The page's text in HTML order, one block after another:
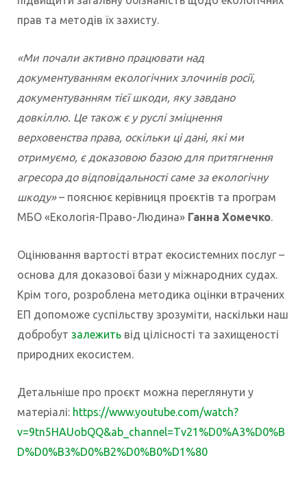
прав та методів їх захисту.
«Ми почали активно працювати над
документуванням екологічних злочинів росії,
документуванням тієї шкоди, яку завдано
довкіллю. Це також є у руслі зміцнення
верховенства права, оскільки ці дані, які ми
отримуємо, є доказовою базою для притягнення
агресора до відповідальності саме за екологічну
шкоду»– пояснює керівниця проєктів та програм
МБО «Екологія-Право-Людина» Ганна Хомечко.
Оцінювання вартості втрат екосистемних послуг –
основа для доказової бази у міжнародних судах.
Крім того, розроблена методика оцінки втрачених
ЕП допоможе суспільству зрозуміти, наскільки наш
добробут залежить від цілісності та захищеності
природних екосистем.
Детальніше про проєкт можна переглянути у
матеріалі: https://www.youtube.com/watch?
v=9tn5HAUobQQ&ab_channel=Tv21%D0%A3%D0%B
D%D0%B3%D0%B2%D0%B0%D1%80